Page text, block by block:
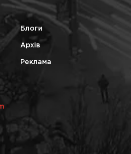
Блоги
Архів
Реклама